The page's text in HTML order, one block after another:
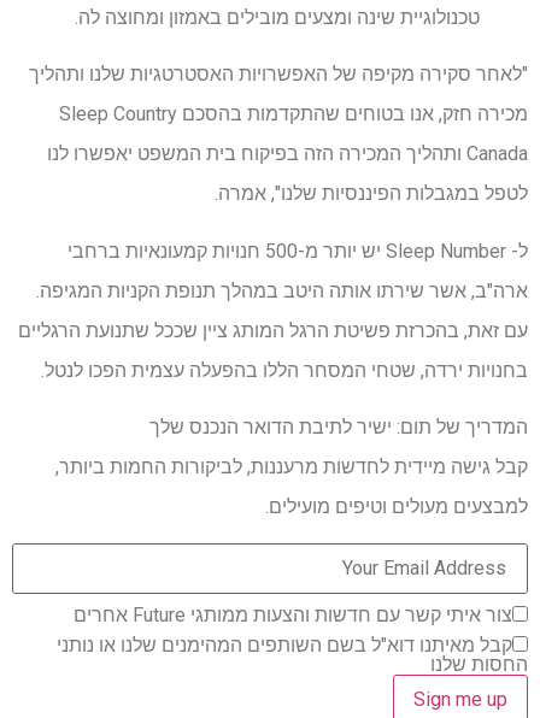
טכנולוגיית שינה ומצעים מובילים באמזון ומחוצה לה.
"לאחר סקירה מקיפה של האפשרויות האסטרטגיות שלנו ותהליך
מכירה חזק, אנו בטוחים שהתקדמות בהסכם Sleep Country
Canada ותהליך המכירה הזה בפיקוח בית המשפט יאפשרו לנו
לטפל במגבלות הפיננסיות שלנו", אמרה.
ל- Sleep Number יש יותר מ-500 חנויות קמעונאיות ברחבי
ארה"ב, אשר שירתו אותה היטב במהלך תנופת הקניות המגיפה.
עם זאת, בהכרזת פשיטת הרגל המותג ציין שככל שתנועת הרגליים
בחנויות ירדה, שטחי המסחר הללו בהפעלה עצמית הפכו לנטל.
המדריך של תום: ישיר לתיבת הדואר הנכנס שלך
קבל גישה מיידית לחדשות מרעננות, לביקורות החמות ביותר,
למבצעים מעולים וטיפים מועילים.
צור איתי קשר עם חדשות והצעות ממותגי Future אחרים
קבל מאיתנו דוא"ל בשם השותפים המהימנים שלנו או נותני
החסות שלנו